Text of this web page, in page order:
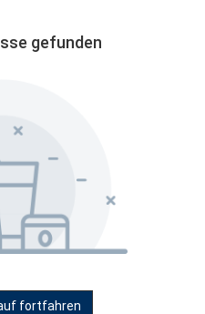
gefunden
fortfahren